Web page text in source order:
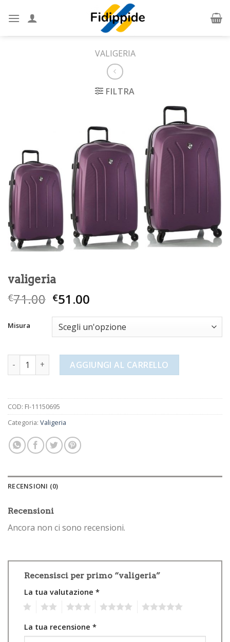
VALIGERIA
FILTRA
valigeria
€71.00 €51.00
Misura
valigeria quantitàAGGIUNGI AL CARRELLO
COD: FI-11150695
Categoria: Valigeria
RECENSIONI (0)
Recensioni
Ancora non ci sono recensioni.
Recensisci per primo “valigeria”
La tua valutazione *
La tua recensione *